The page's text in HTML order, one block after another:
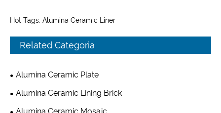
Hot Tags: Alumina Ceramic Liner
Related Categoria
Alumina Ceramic Plate
Alumina Ceramic Lining Brick